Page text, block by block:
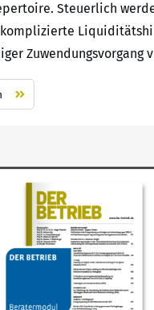
Steuerlich
Zuwendungsvorgang